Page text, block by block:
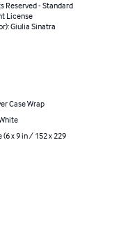
Reserved - Standard
License
Giulia Sinatra
Case Wrap
(6 x 9 in / 152 x 229